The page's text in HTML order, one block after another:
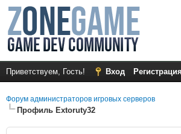
Приветствуем, Гость! Вход Регистрация
Форум администраторов игровых серверов
Профиль Extoruty32